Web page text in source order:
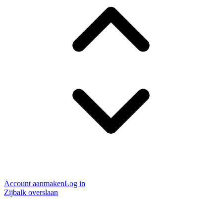
Account aanmakenLog in
Zijbalk overslaan